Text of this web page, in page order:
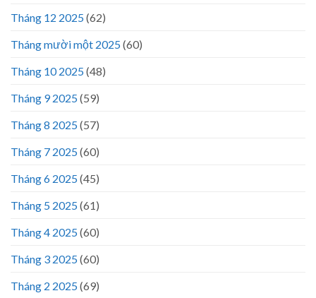
Tháng 12 2025(62)
Tháng mười một 2025(60)
Tháng 10 2025(48)
Tháng 9 2025(59)
Tháng 8 2025(57)
Tháng 7 2025(60)
Tháng 6 2025(45)
Tháng 5 2025(61)
Tháng 4 2025(60)
Tháng 3 2025(60)
Tháng 2 2025(69)